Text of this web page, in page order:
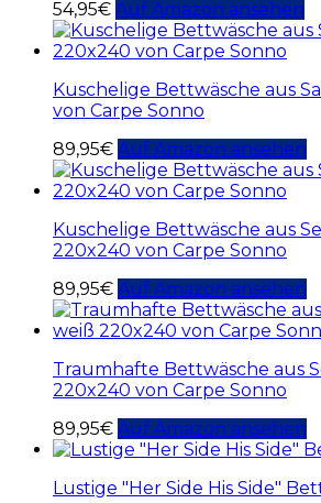
54,95€ Auf Amazon ansehen
Kuschelige Bettwäsche aus
von Carpe Sonno
89,95€ Auf Amazon ansehen
Kuschelige Bettwäsche aus
220x240 von Carpe Sonno
89,95€ Auf Amazon ansehen
Traumhafte Bettwäsche aus
220x240 von Carpe Sonno
89,95€ Auf Amazon ansehen
Lustige "Her Side His Side"